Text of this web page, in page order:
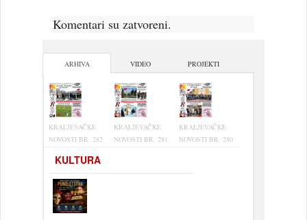
Komentari su zatvoreni.
ARHIVA VIDEO PROJEKTI
KRALJEVAČKE
NOVOSTI BR. 282
KRALJEVAČKE
NOVOSTI BR. 281
KRALJEVAČKE
NOVOSTI BR. 280
KULTURA